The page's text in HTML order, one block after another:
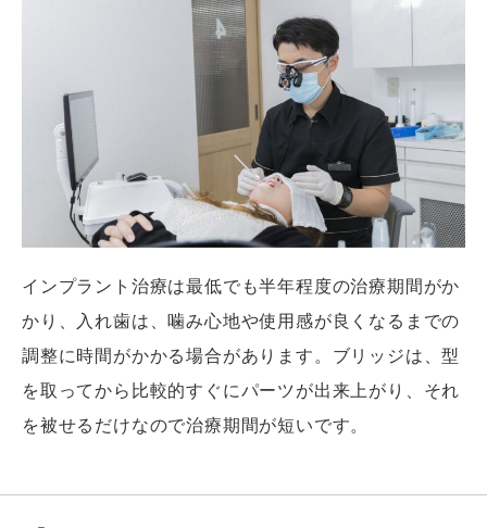
インプラント治療は最低でも半年程度の治療期間がか
かり、入れ歯は、噛み心地や使用感が良くなるまでの
調整に時間がかかる場合があります。ブリッジは、型
を取ってから比較的すぐにパーツが出来上がり、それ
を被せるだけなので治療期間が短いです。